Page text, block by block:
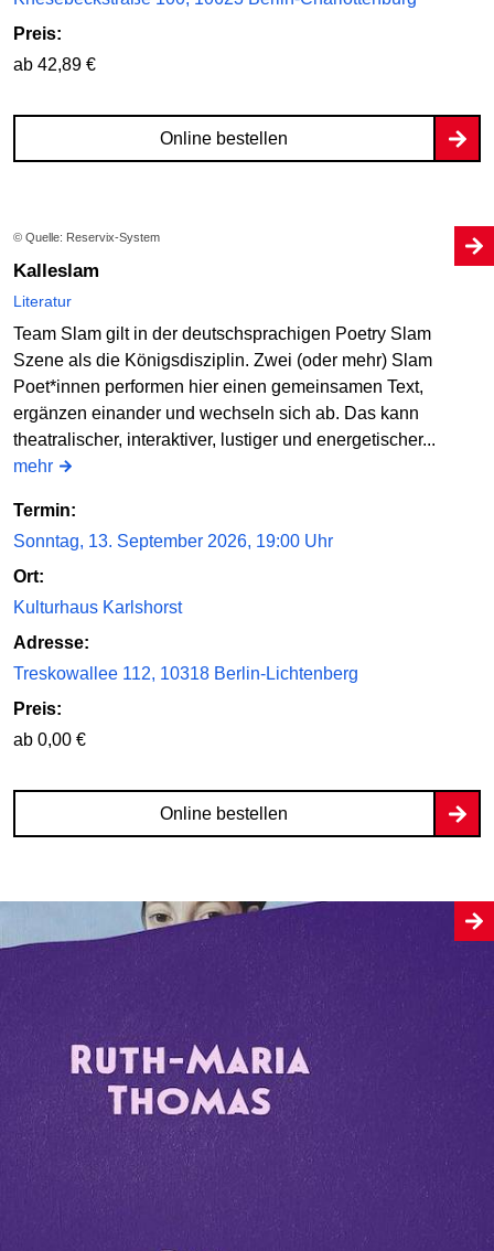
Preis:
ab 42,89 €
Online bestellen
© Quelle: Reservix-System
Kalleslam
Literatur
Team Slam gilt in der deutschsprachigen Poetry Slam
Szene als die Königsdisziplin. Zwei (oder mehr) Slam
Poet*innen performen hier einen gemeinsamen Text,
ergänzen einander und wechseln sich ab. Das kann
theatralischer, interaktiver, lustiger und energetischer...
mehr
Termin:
Sonntag, 13. September 2026, 19:00 Uhr
Ort:
Kulturhaus Karlshorst
Adresse:
Treskowallee 112, 10318 Berlin-Lichtenberg
Preis:
ab 0,00 €
Online bestellen